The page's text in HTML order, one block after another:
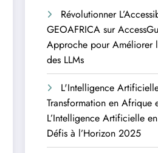
Révolutionner
GEOAFRICA sur
Approche pour Améliorer
des LLMs
L'Intelligence
Transformation en Afrique
L’Intelligence Artificielle
Défis à l’Horizon 2025